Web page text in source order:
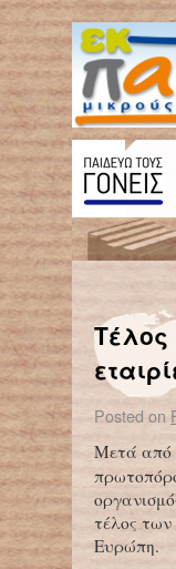
ΚΕΕΛΠΝΟ: ΣΤΑ 12
Posted on
Μετά από
τέλος
Ευρώπη.